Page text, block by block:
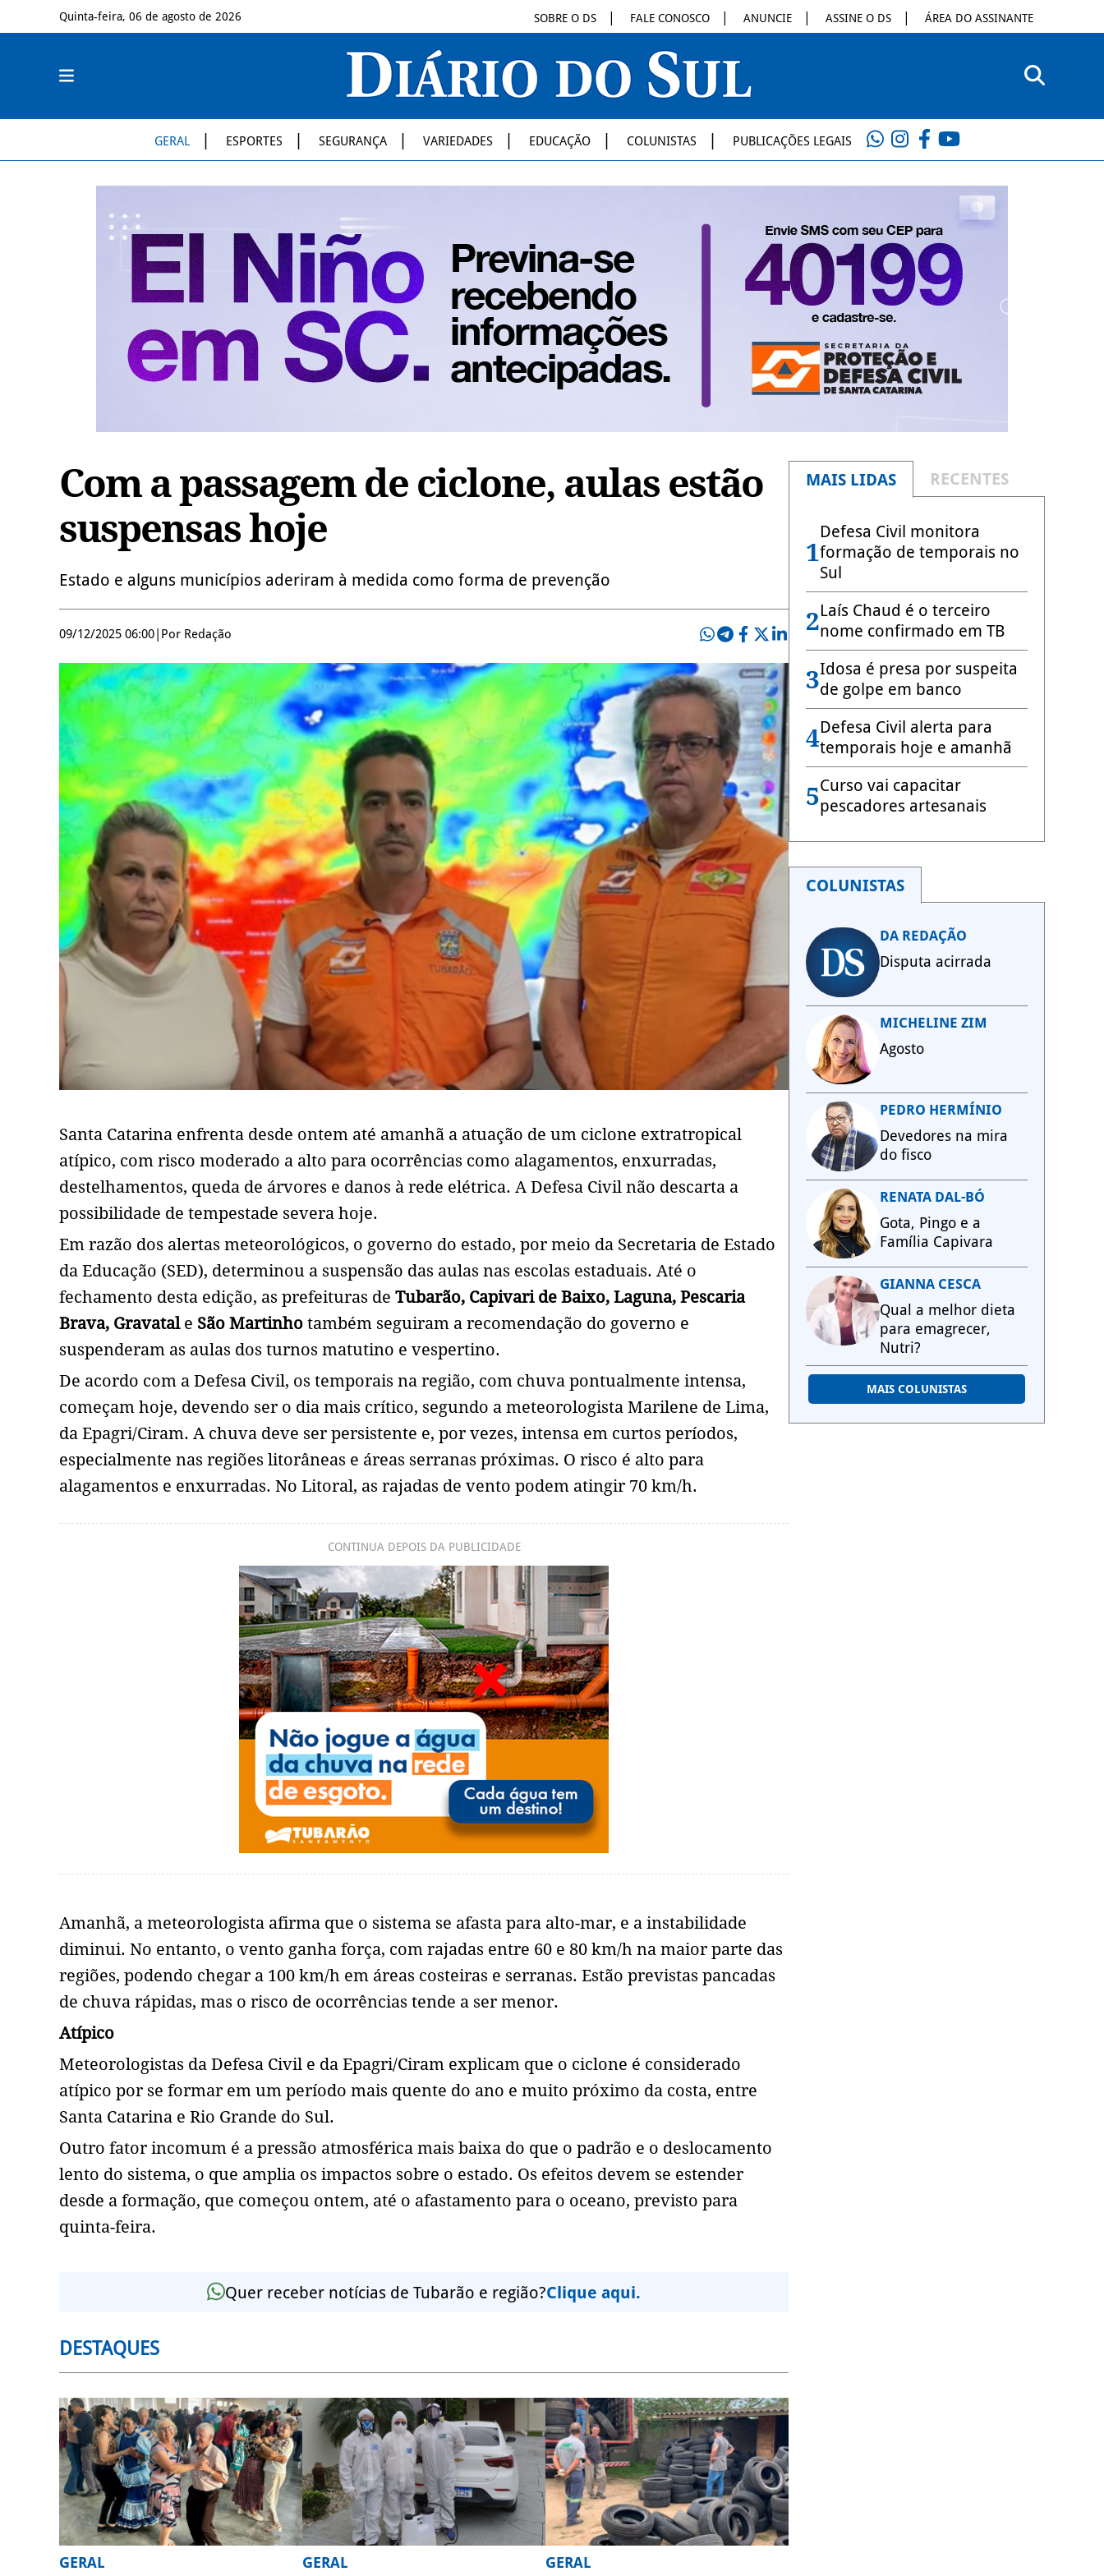
Quinta-feira, 06 de agosto de 2026 SOBRE O DS FALE CONOSCO ANUNCIE ASSINE O DS ÁREA DO ASSINANTE
GERAL ESPORTES SEGURANÇA VARIEDADES EDUCAÇÃO COLUNISTAS PUBLICAÇÕES LEGAIS
Com a passagem de ciclone, aulas estão
suspensas hoje
Estado e alguns municípios aderiram à medida como forma de prevenção
09/12/2025 06:00 Por Redação
Santa Catarina enfrenta desde ontem até amanhã a atuação de um ciclone extratropical
atípico, com risco moderado a alto para ocorrências como alagamentos, enxurradas,
destelhamentos, queda de árvores e danos à rede elétrica. A Defesa Civil não descarta a
possibilidade de tempestade severa hoje.
Em razão dos alertas meteorológicos, o governo do estado, por meio da Secretaria de Estado
da Educação (SED), determinou a suspensão das aulas nas escolas estaduais. Até o
fechamento desta edição, as prefeituras de Tubarão, Capivari de Baixo, Laguna, Pescaria
Brava, Gravatale São Martinho também seguiram a recomendação do governo e
suspenderam as aulas dos turnos matutino e vespertino.
De acordo com a Defesa Civil, os temporais na região, com chuva pontualmente intensa,
começam hoje, devendo ser o dia mais crítico, segundo a meteorologista Marilene de Lima,
da Epagri/Ciram. A chuva deve ser persistente e, por vezes, intensa em curtos períodos,
especialmente nas regiões litorâneas e áreas serranas próximas. O risco é alto para
alagamentos e enxurradas. No Litoral, as rajadas de vento podem atingir 70 km/h.
CONTINUA DEPOIS DA PUBLICIDADE
Amanhã, a meteorologista afirma que o sistema se afasta para alto-mar, e a instabilidade
diminui. No entanto, o vento ganha força, com rajadas entre 60 e 80 km/h na maior parte das
regiões, podendo chegar a 100 km/h em áreas costeiras e serranas. Estão previstas pancadas
de chuva rápidas, mas o risco de ocorrências tende a ser menor.
Atípico
Meteorologistas da Defesa Civil e da Epagri/Ciram explicam que o ciclone é considerado
atípico por se formar em um período mais quente do ano e muito próximo da costa, entre
Santa Catarina e Rio Grande do Sul.
Outro fator incomum é a pressão atmosférica mais baixa do que o padrão e o deslocamento
lento do sistema, o que amplia os impactos sobre o estado. Os efeitos devem se estender
desde a formação, que começou ontem, até o afastamento para o oceano, previsto para
quinta-feira.
Quer receber notícias de Tubarão e região?Clique aqui.
DESTAQUES
GERAL GERAL GERAL
MAIS LIDAS RECENTES
1
Defesa Civil monitora
formação de temporais no
Sul
2Laís Chaud é o terceiro
nome confirmado em TB
3Idosa é presa por suspeita
de golpe em banco
4Defesa Civil alerta para
temporais hoje e amanhã
5Curso vai capacitar
pescadores artesanais
COLUNISTAS
DA REDAÇÃO
Disputa acirrada
MICHELINE ZIM
Agosto
PEDRO HERMÍNIO
Devedores na mira
do fisco
RENATA DAL-BÓ
Gota, Pingo e a
Família Capivara
GIANNA CESCA
Qual a melhor dieta
para emagrecer,
Nutri?
MAIS COLUNISTAS